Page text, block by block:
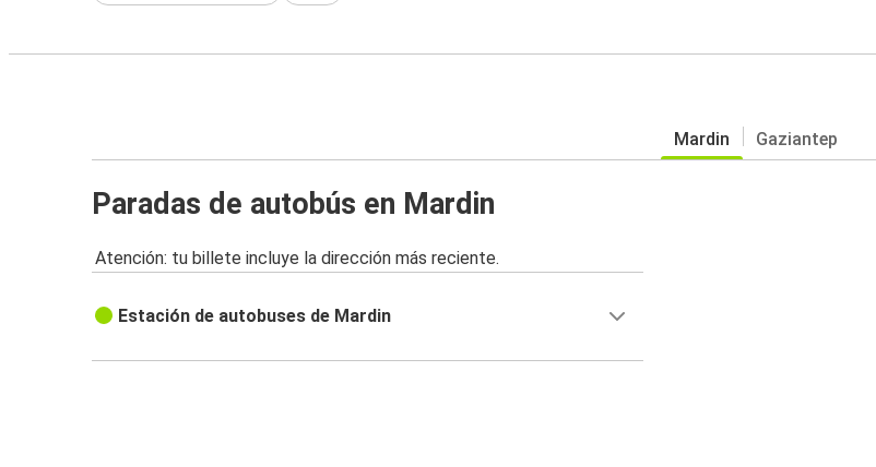
Mardin Gaziantep
Paradas de autobús en Mardin
Atención: tu billete incluye la dirección más reciente.
Estación de autobuses de Mardin